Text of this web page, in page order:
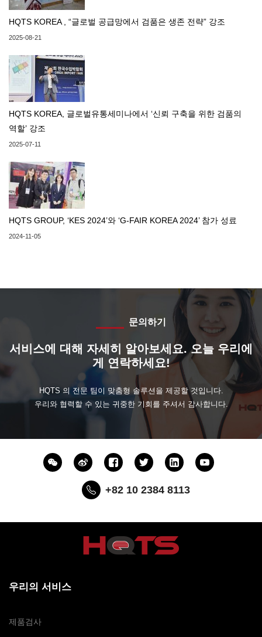
HQTS KOREA , “글로벌 공급망에서 검품은 생존 전략” 강조
2025-08-21
HQTS KOREA, 글로벌유통세미나에서 ‘신뢰 구축을 위한 검품의
역할’ 강조
2025-07-11
HQTS GROUP, ‘KES 2024’와 ‘G-FAIR KOREA 2024’ 참가 성료
2024-11-05
문의하기
서비스에 대해 자세히 알아보세요. 오늘 우리에
게 연락하세요!
HQTS 의 전문 팀이 맞춤형 솔루션을 제공할 것입니다.
우리와 협력할 수 있는 귀중한 기회를 주셔서 감사합니다.
+82 10 2384 8113
우리의 서비스
제품검사